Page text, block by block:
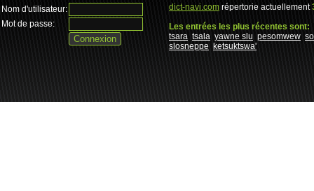
Nom d'utilisateur:
Mot de passe:
dict-navi.com répertorie actuellement
Les entrées les plus récentes sont:
tsara tsala yawne slu pesomwew
slosneppe
ketsuktswa'